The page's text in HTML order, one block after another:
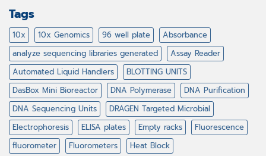
Tags
10x 10x Genomics 96 well plate
Absorbance
analyze sequencing libraries generated
Assay Reader
Automated Liquid Handlers
BLOTTING UNITS
DasBox Mini Bioreactor
DNA Polymerase
DNA Purification
DNA Sequencing Units
DRAGEN Targeted Microbial
Electrophoresis
ELISA plates Empty racks
Fluorescence
fluorometer
Fluorometers
Heat Block